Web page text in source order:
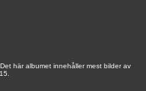
här albumet innehåller mest bilder av